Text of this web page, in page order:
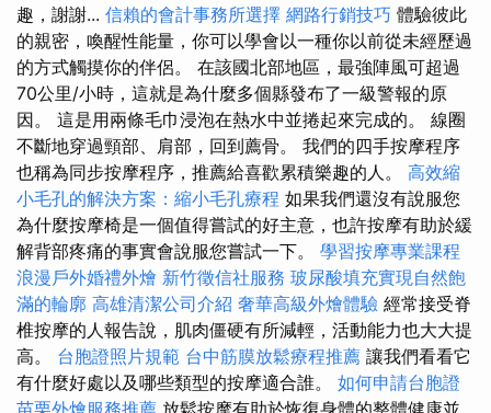
趣，謝謝... 信賴的會計事務所選擇 網路行銷技巧 體驗彼此
的親密，喚醒性能量，你可以學會以一種你以前從未經歷過
的方式觸摸你的伴侶。 在該國北部地區，最強陣風可超過
70公里/小時，這就是為什麼多個縣發布了一級警報的原
因。 這是用兩條毛巾浸泡在熱水中並捲起來完成的。 線圈
不斷地穿過頸部、肩部，回到薦骨。 我們的四手按摩程序
也稱為同步按摩程序，推薦給喜歡累積樂趣的人。 高效縮
小毛孔的解決方案：縮小毛孔療程 如果我們還沒有說服您
為什麼按摩椅是一個值得嘗試的好主意，也許按摩有助於緩
解背部疼痛的事實會說服您嘗試一下。 學習按摩專業課程
浪漫戶外婚禮外燴 新竹徵信社服務 玻尿酸填充實現自然飽
滿的輪廓 高雄清潔公司介紹 奢華高級外燴體驗 經常接受脊
椎按摩的人報告說，肌肉僵硬有所減輕，活動能力也大大提
高。 台胞證照片規範 台中筋膜放鬆療程推薦 讓我們看看它
有什麼好處以及哪些類型的按摩適合誰。 如何申請台胞證
苗栗外燴服務推薦 放鬆按摩有助於恢復身體的整體健康並